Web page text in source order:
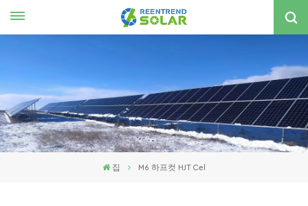
국의
집 M6 하프컷 HJT Cel